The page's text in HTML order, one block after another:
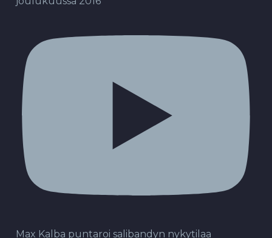
Max Kalba puntaroi salibandyn nykytilaa